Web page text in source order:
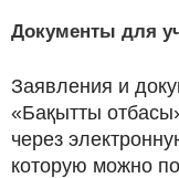
Документы для
Заявления и
«Бақытты
через
которую можно